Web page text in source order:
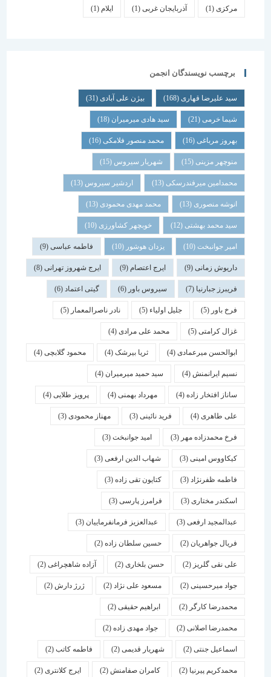
(1) آذربایجان غربی(1) ایلام
برچسب نویسندگان انجمن
سید علیرضا قهاری(168) بیژن علی آبادی(31)
شیما خرمی(21) سید هادی میرمیران(18)
بهروز مرباغی (16) محمد منصور فلامکی (16)
منوچهر مزینی(15) شهریار سیروس(15)
محمدامین میرفندرسکی(13) اردشیر سیروس(13)
انوشه منصوری(13) محمد مهدی محمودی(13)
سید محمد بهشتی(12) خوبچهر کشاورزی(10)
امیر جوانبخت(10) یزدان هوشور(10) فاطمه عباسی(9)
داریوش زمانی(9) ایرج اعتصام(9) ایرج شهروز تهرانی(8)
فریبرز جبارنیا(7) سیروس باور(6) گیتی اعتماد(6)
فرخ باور(5) جلیل اولیاء(5) نادر ناصرالمعمار (5)
غزال کرامتی(5) محمد علی مرادی(4)
ابوالحسن میرعمادی(4) ثریا بیرشک(4) محمود گلابچی(4)
نسیم ایرانمنش(4) سید حمید میرمیران(4)
ساناز افتخار زاده(4) مهرداد بهمنی (4) پرویز طلایی(4)
علی طاهری(4) فرید نائینی(3) مهناز محمودی(3)
فرخ محمدزاده مهر(3) امید جوانبخت(3)
کیکاووس امینی(3) شهاب الدین ارفعی(3)
فاطمه ظفرنژاد(3) کتایون تقی زاده(3)
اسكندر مختاری (3) فرامرز پارسی(3)
عبدالمجید ارفعی(3) عبدالعزیز فرمانفرماییان(3)
فریال جواهریان(2) حسین سلطان زاده(2)
علی نقی گلریز(2) حسن بلخاری(2) آزاده شاهچراغی(2)
جواد میرحسینی(2) مسعود علی نژاد(2) ژرژ دارش (2)
محمدرضا کارگر(2) ابراهیم حقیقی(2)
محمدرضا اصلانی(2) جواد مهدی زاده(2)
اسماعیل جنتی(2) شهریار قدیمی(2) فاطمه کاتب(2)
محمدکریم پیرنیا (2) کامران صفامنش(2) ایرج کلانتری (2)